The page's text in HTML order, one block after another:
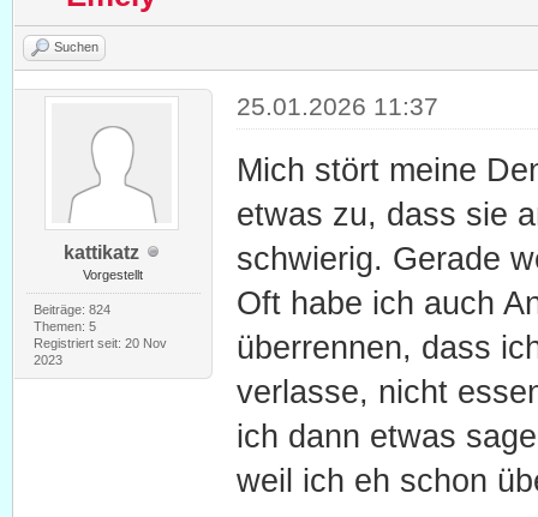
Suchen
kattikatz
Vorgestellt
Beiträge: 824
Themen: 5
Registriert seit: 20 Nov
2023
25.01.2026 11:37
Mich stört meine
etwas zu, dass sie
schwierig. Gerade
Oft habe ich auch
überrennen, dass
verlasse, nicht
ich dann etwas
weil ich eh schon